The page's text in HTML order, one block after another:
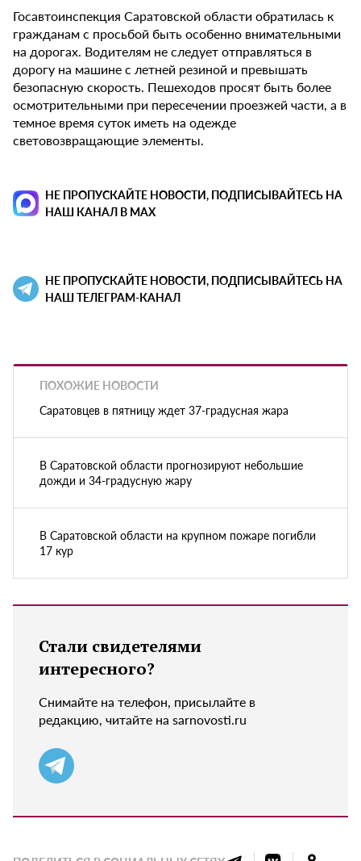
Госавтоинспекция Саратовской области обратилась к
гражданам с просьбой быть особенно внимательными
на дорогах. Водителям не следует отправляться в
дорогу на машине с летней резиной и превышать
безопасную скорость. Пешеходов просят быть более
осмотрительными при пересечении проезжей части, а в
темное время суток иметь на одежде
световозвращающие элементы.
НЕ ПРОПУСКАЙТЕ НОВОСТИ, ПОДПИСЫВАЙТЕСЬ НА
НАШ КАНАЛ В MAX
НЕ ПРОПУСКАЙТЕ НОВОСТИ, ПОДПИСЫВАЙТЕСЬ НА
НАШ ТЕЛЕГРАМ-КАНАЛ
ПОХОЖИЕ НОВОСТИ
Саратовцев в пятницу ждет 37-градусная жара
В Саратовской области прогнозируют небольшие
дожди и 34-градусную жару
В Саратовской области на крупном пожаре погибли
17 кур
Стали свидетелями
интересного?
Снимайте на телефон, присылайте в
редакцию, читайте на sarnovosti.ru